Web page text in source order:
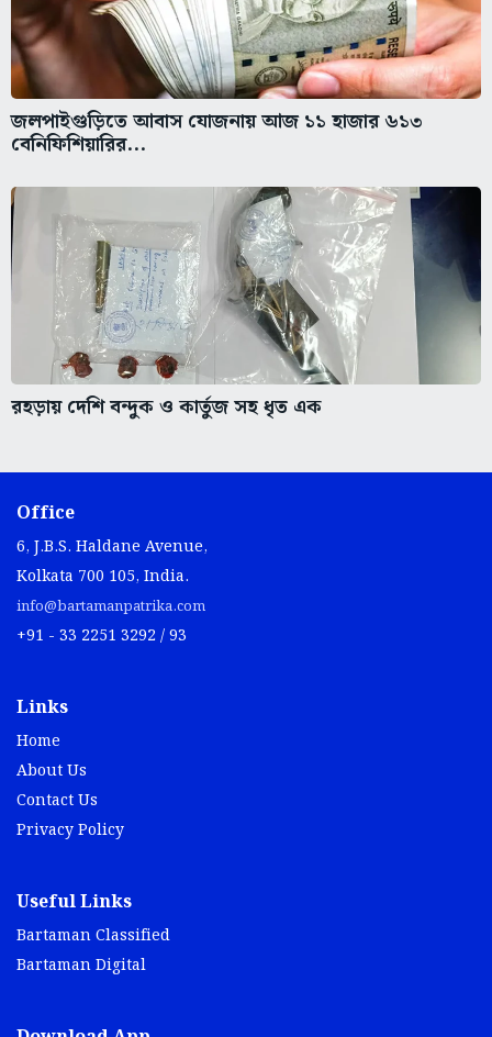
জলপাইগুড়িতে আবাস যোজনায় আজ ১১ হাজার ৬১৩
বেনিফিশিয়ারির...
রহড়ায় দেশি বন্দুক ও কার্তুজ সহ ধৃত এক
Office
6, J.B.S. Haldane Avenue,
Kolkata 700 105, India.
info@bartamanpatrika.com
+91 - 33 2251 3292 / 93
Links
Home
About Us
Contact Us
Privacy Policy
Useful Links
Bartaman Classified
Bartaman Digital